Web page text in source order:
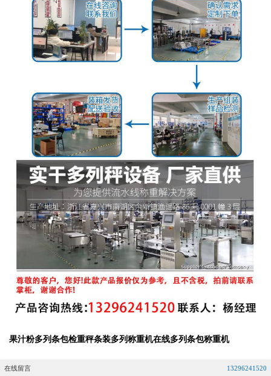
果汁粉多列条包检重秤条装多列称重机在线多列条包称重机
在线留言 13296241520